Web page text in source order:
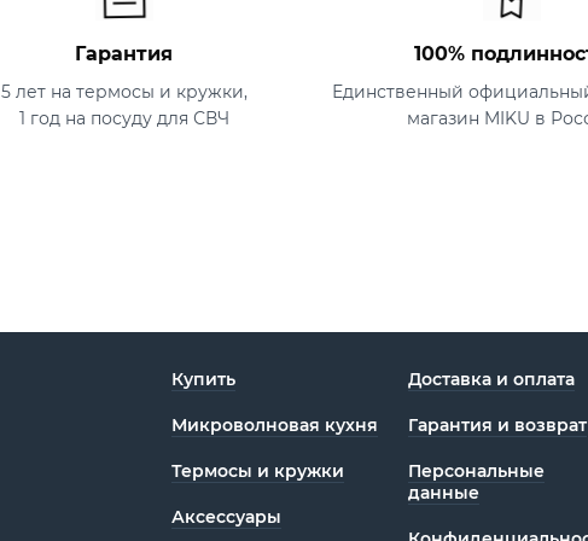
Гарантия
5 лет на термосы и кружки,
1 год на посуду для СВЧ
100%
Единственный
магазин MIKU в
Купить
Микроволновая кухня
Термосы и кружки
Аксессуары
Доставка и оплата
Гарантия и возврат
Персональные
данные